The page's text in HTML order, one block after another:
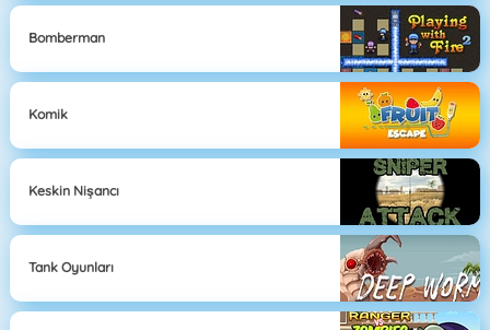
Bomberman
Komik
Keskin Nişancı
Tank Oyunları